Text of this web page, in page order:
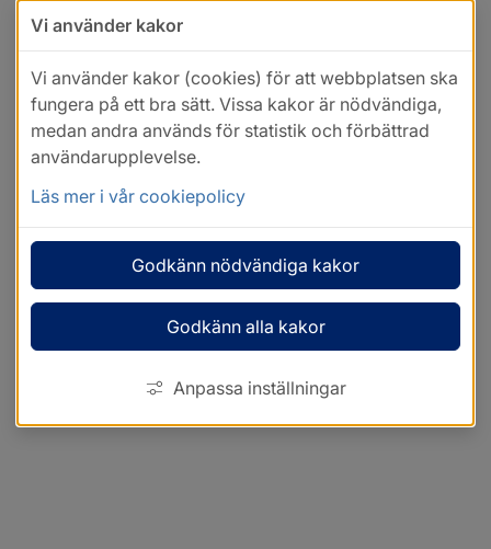
Vi använder kakor
Vi använder kakor (cookies) för att webbplatsen ska
fungera på ett bra sätt. Vissa kakor är nödvändiga,
medan andra används för statistik och förbättrad
användarupplevelse.
Läs mer i vår cookiepolicy
Godkänn nödvändiga kakor
Godkänn alla kakor
Anpassa inställningar